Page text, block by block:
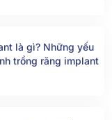
là gì? Những yếu
trồng răng implant